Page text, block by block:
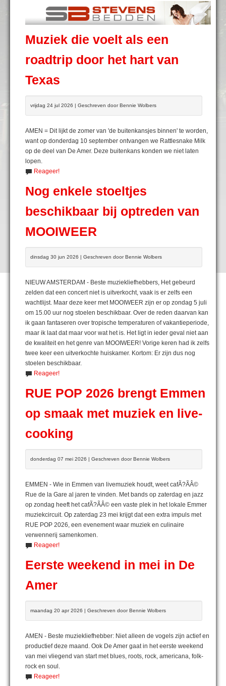
Muziek die voelt als een
roadtrip door het hart van
Texas
vrijdag 24 jul 2026 | Geschreven door Bennie Wolbers
AMEN = Dit lijkt de zomer van 'de buitenkansjes binnen' te worden,
want op donderdag 10 september ontvangen we Rattlesnake Milk
op de deel van De Amer. Deze buitenkans konden we niet laten
lopen.
Reageer!
Nog enkele stoeltjes
beschikbaar bij optreden van
MOOIWEER
dinsdag 30 jun 2026 | Geschreven door Bennie Wolbers
NIEUW AMSTERDAM - Beste muziekliefhebbers, Het gebeurd
zelden dat een concert niet is uitverkocht, vaak is er zelfs een
wachtlijst. Maar deze keer met MOOIWEER zijn er op zondag 5 juli
om 15.00 uur nog stoelen beschikbaar. Over de reden daarvan kan
ik gaan fantaseren over tropische temperaturen of vakantieperiode,
maar ik laat dat maar voor wat het is. Het ligt in ieder geval niet aan
de kwaliteit en het genre van MOOIWEER! Vorige keren had ik zelfs
twee keer een uitverkochte huiskamer. Kortom: Er zijn dus nog
stoelen beschikbaar.
Reageer!
RUE POP 2026 brengt Emmen
op smaak met muziek en live-
cooking
donderdag 07 mei 2026 | Geschreven door Bennie Wolbers
EMMEN - Wie in Emmen van livemuziek houdt, weet cafÃ?ÃÂ©
Rue de la Gare al jaren te vinden. Met bands op zaterdag en jazz
op zondag heeft het cafÃ?ÃÂ© een vaste plek in het lokale Emmer
muziekcircuit. Op zaterdag 23 mei krijgt dat een extra impuls met
RUE POP 2026, een evenement waar muziek en culinaire
verwennerij samenkomen.
Reageer!
Eerste weekend in mei in De
Amer
maandag 20 apr 2026 | Geschreven door Bennie Wolbers
AMEN - Beste muziekliefhebber: Niet alleen de vogels zijn actief en
productief deze maand. Ook De Amer gaat in het eerste weekend
van mei vliegend van start met blues, roots, rock, americana, folk-
rock en soul.
Reageer!